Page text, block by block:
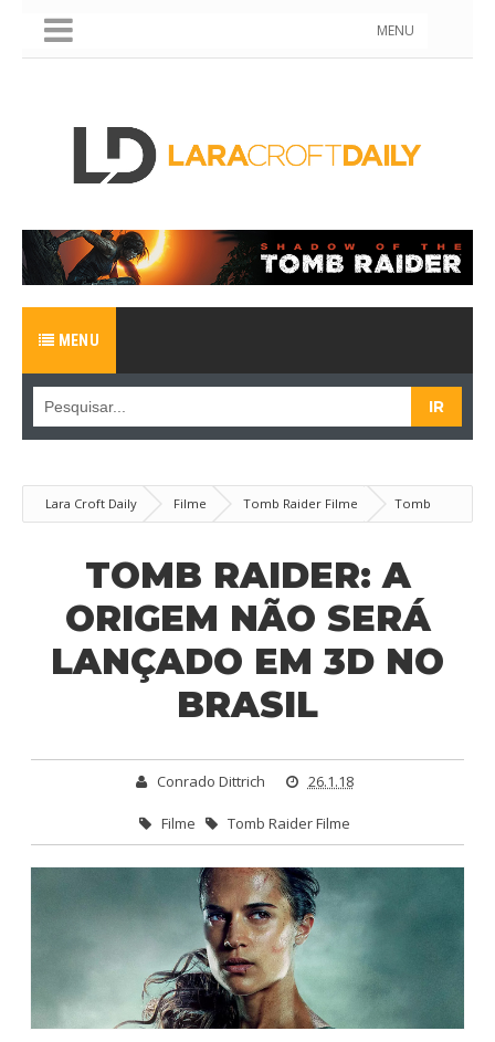
MENU
MENU
Lara Croft Daily Filme Tomb Raider Filme
Tomb
Raider: A Origem não será lançado em 3D no Brasil
TOMB RAIDER: A
ORIGEM NÃO SERÁ
LANÇADO EM 3D NO
BRASIL
Conrado Dittrich 26.1.18
Filme Tomb Raider Filme